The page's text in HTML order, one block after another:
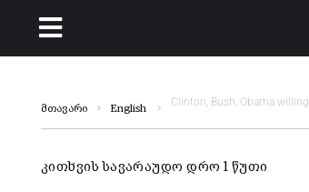
მთავარი English
Clinton, Bush, Obama
კითხვის სავარაუდო დრო 1 წუთი